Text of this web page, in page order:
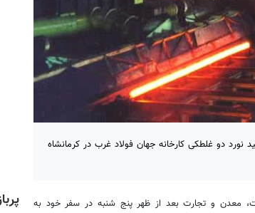
دو غلطکی کارخانه جهان فولاد غرب در کرمانشاه
معدن و تجارت بعد از ظهر پنج شنبه در سفر خود به